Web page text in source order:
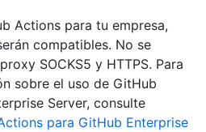
Actions para tu empresa,
compatibles. No se
SOCKS5 y HTTPS. Para
sobre el uso de GitHub
Server, consulte
para GitHub Enterprise